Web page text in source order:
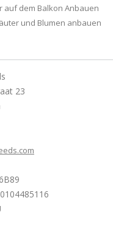
auf dem Balkon Anbauen
und Blumen anbauen
23